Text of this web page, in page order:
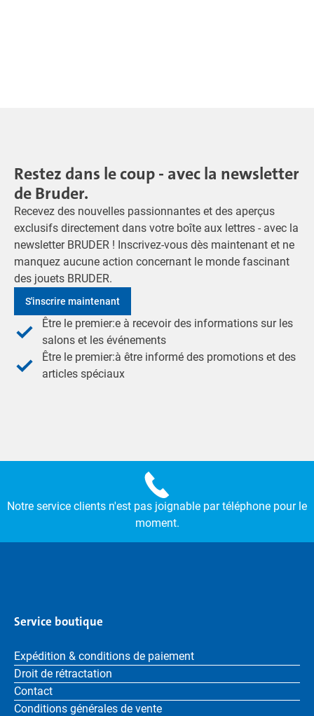
Restez dans le coup - avec la newsletter
de Bruder.
Recevez des nouvelles passionnantes et des aperçus
exclusifs directement dans votre boîte aux lettres - avec la
newsletter BRUDER ! Inscrivez-vous dès maintenant et ne
manquez aucune action concernant le monde fascinant
des jouets BRUDER.
S'inscrire maintenant
Être le premier:e à recevoir des informations sur les
salons et les événements
Être le premier:à être informé des promotions et des
articles spéciaux
Notre service clients n'est pas joignable par téléphone pour le
moment.
Service boutique
Expédition & conditions de paiement
Droit de rétractation
Contact
Conditions générales de vente